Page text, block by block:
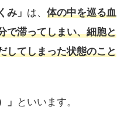
み」 は、 体の中を巡る血
で滞ってしまい、細胞と
してしまった状態のこと
」 といいます。